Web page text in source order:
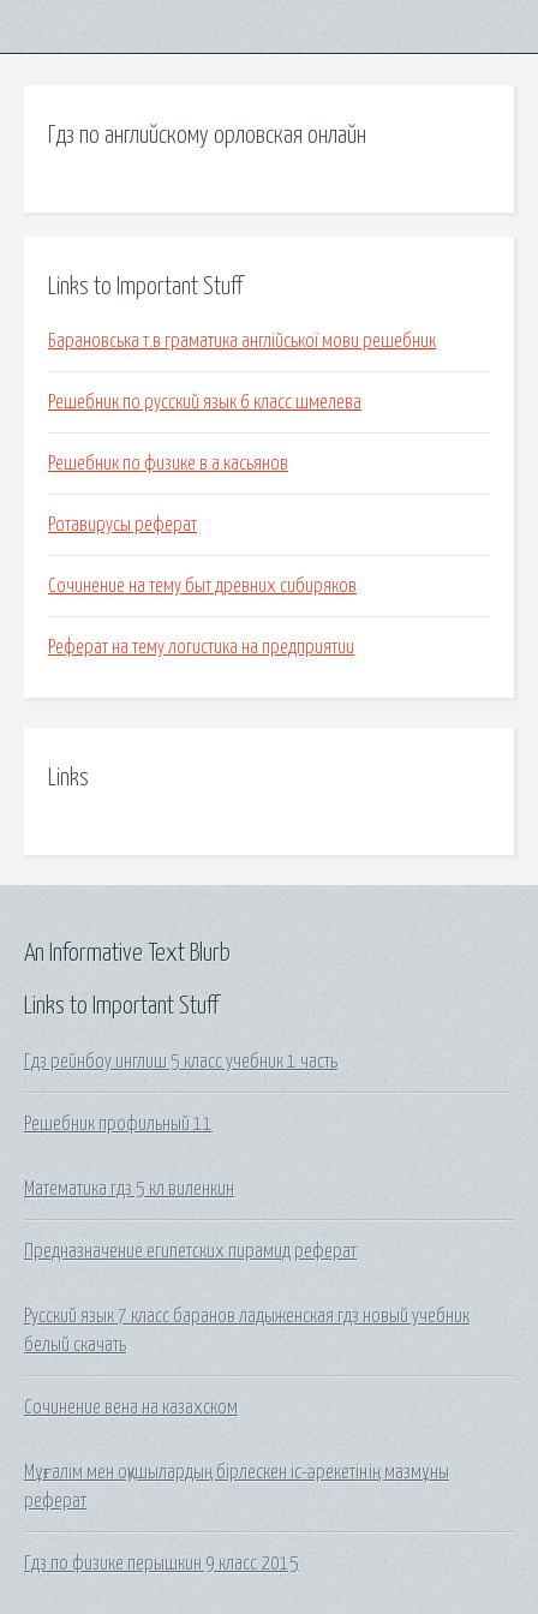
Гдз по английскому орловская онлайн
Links to Important Stuff
Барановська т.в граматика англійської мови решебник
Решебник по русский язык 6 класс шмелева
Решебник по физике в.а.касьянов
Ротавирусы реферат
Сочинение на тему быт древних сибиряков
Реферат на тему логистика на предприятии
Links
Links to Important Stuff
Гдз рейнбоу инглиш 5 класс учебник 1 часть
Решебник профильный 11
Математика гдз 5 кл виленкин
Предназначение египетских пирамид реферат
Русский язык 7 класс баранов ладыженская гдз новый учебник
белый скачать
Сочинение вена на казахском
Мұғалім мен оқушылардың бірлескен іс-әрекетінің мазмұны
реферат
Гдз по физике перышкин 9 класс 2015
An Informative Text Blurb